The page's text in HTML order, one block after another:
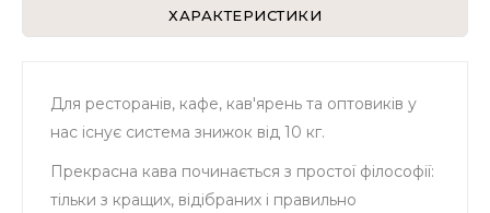
ХАРАКТЕРИСТИКИ
Для ресторанів, кафе, кав'ярень та оптовиків у
нас існує система знижок від 10 кг.
Прекрасна кава починається з простої філософії:
тільки з кращих, відібраних і правильно